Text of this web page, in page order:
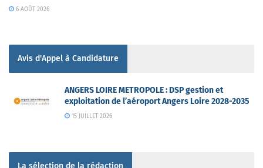
6 AOÛT 2026
Avis d'Appel à Candidature
ANGERS LOIRE METROPOLE : DSP gestion et
exploitation de l’aéroport Angers Loire 2028-2035
15 JUILLET 2026
La sélection de la rédaction